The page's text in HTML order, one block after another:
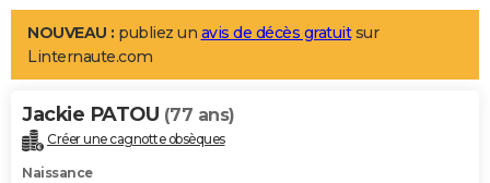
LIFESTYLE
Art de vivre
Bien-être
Loisirs
Mode
Modes de vie
Alimentation
Guide de la santé
Maladies
Médicaments
Sommeil
VOYAGE
Destinations
City break
Voyage nature
Voyage de noces
Forum
Climat
+PHOTO
NOUVEAU : publiez un avis de décès gratuitsur
Linternaute.com
Jackie PATOU (77 ans)
Créer une cagnotte obsèques
Naissance